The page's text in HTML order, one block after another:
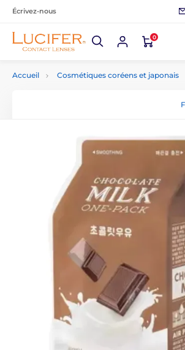
Écrivez-nous
0
Accueil Cosmétiques coréens et japonais